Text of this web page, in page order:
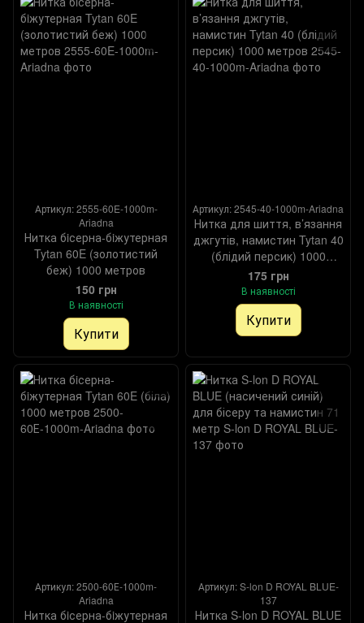
Артикул: 2555-60E-1000m-
Ariadna
Нитка бiсерна-бiжутерная
Tytan 60E (золотистий
беж) 1000 метров
150 грн
В наявності
Купити
Артикул: 2545-40-1000m-Ariadna
Нитка для шиття, в’язання
джгутів, намистин Tytan 40
(блідий персик) 1000
метров
175 грн
В наявності
Купити
Артикул: 2500-60Е-1000m-
Ariadna
Нитка бiсерна-бiжутерная
Артикул: S-lon D ROYAL BLUE-
137
Нитка S-lon D ROYAL BLUE